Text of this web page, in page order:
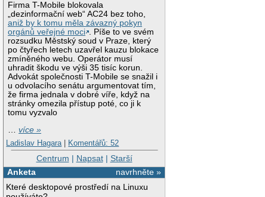
Firma T-Mobile blokovala
„dezinformační web“ AC24 bez toho,
aniž by k tomu měla závazný pokyn
orgánů veřejné moci . Píše to ve svém
rozsudku Městský soud v Praze, který
po čtyřech letech uzavřel kauzu blokace
zmíněného webu. Operátor musí
uhradit škodu ve výši 35 tisíc korun.
Advokát společnosti T-Mobile se snažil i
u odvolacího senátu argumentovat tím,
že firma jednala v dobré víře, když na
stránky omezila přístup poté, co ji k
tomu vyzvalo
…více »
Ladislav Hagara | Komentářů: 52
Centrum | Napsat| Starší
navrhněte »
Anketa
Které desktopové prostředí na Linuxu